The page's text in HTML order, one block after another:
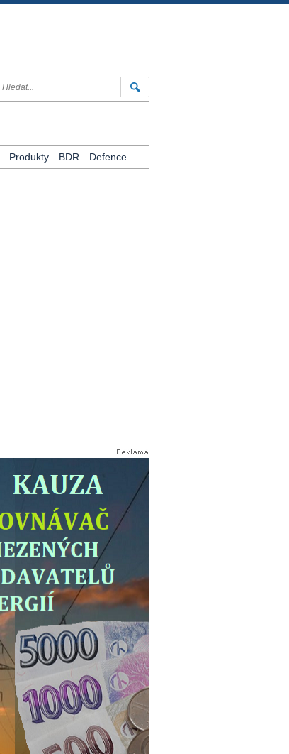
Produkty BDR Defence